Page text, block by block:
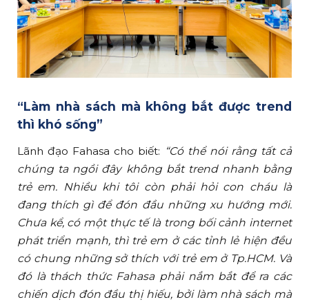
“Làm nhà sách mà không bắt được trend
thì khó sống”
Lãnh đạo Fahasa cho biết: “Có thể nói rằng tất cả
chúng ta ngồi đây không bắt trend nhanh bằng
trẻ em. Nhiều khi tôi còn phải hỏi con cháu là
đang thích gì để đón đầu những xu hướng mới.
Chưa kể, có một thực tế là trong bối cảnh internet
phát triển mạnh, thì trẻ em ở các tỉnh lẻ hiện đều
có chung những sở thích với trẻ em ở Tp.HCM. Và
đó là thách thức Fahasa phải nắm bắt để ra các
chiến dịch đón đầu thị hiếu, bởi làm nhà sách mà